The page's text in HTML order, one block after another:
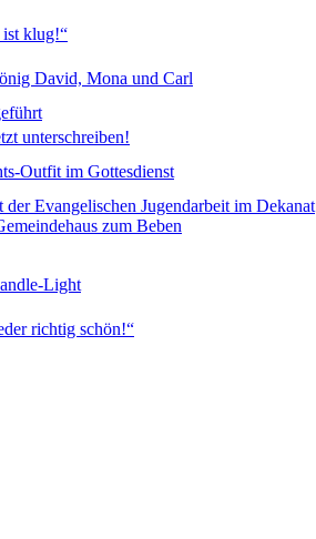
ist klug!“
David, Mona und Carl
unterschreiben!
Outfit im Gottesdienst
Evangelischen Jugendarbeit im Dekanat
zum Beben
Light
richtig schön!“